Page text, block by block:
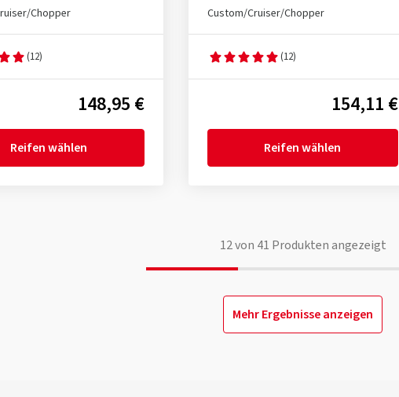
Chopper
(12)
148,95 €
Reifen wählen
Custom/Cruiser/Chopper
(12)
154,11 €
Reifen wählen
12von 41 Produkten angezeigt
Mehr Ergebnisse anzeigen